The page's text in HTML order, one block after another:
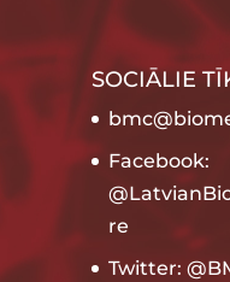
SOCIĀLIE
Facebook:
re
Twitter: